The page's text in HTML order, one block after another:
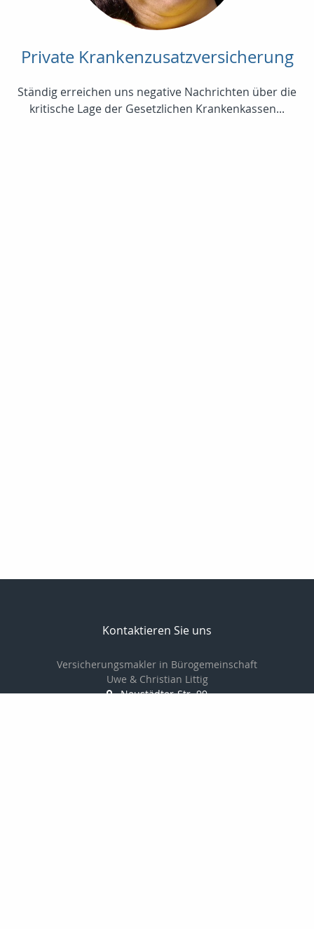
Private Krankenzusatzversicherung
Ständig erreichen uns negative Nachrichten über die
kritische Lage der Gesetzlichen Krankenkassen...
Kontaktieren Sie uns
Versicherungsmakler in Bürogemeinschaft
Uwe & Christian Littig
Neustädter-Str. 99